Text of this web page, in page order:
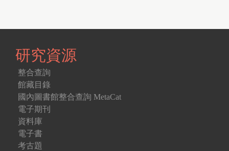
研究資源
整合查詢
館藏目錄
國內圖書館整合查詢 MetaCat
電子期刊
資料庫
電子書
考古題